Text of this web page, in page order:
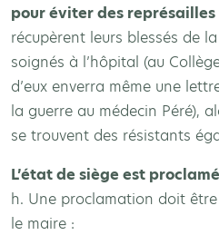
pour éviter des
récupèrent leurs blessés de
soignés à l’hôpital (au
d’eux enverra même une
la guerre au médecin Péré),
se trouvent des résistants
L’état de siège est proclamé
h. Une proclamation doit
le maire :